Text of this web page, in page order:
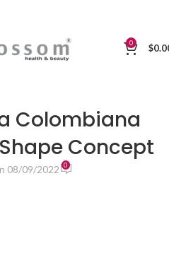
0 $
Colombiana
Concept
08/09/2022 0